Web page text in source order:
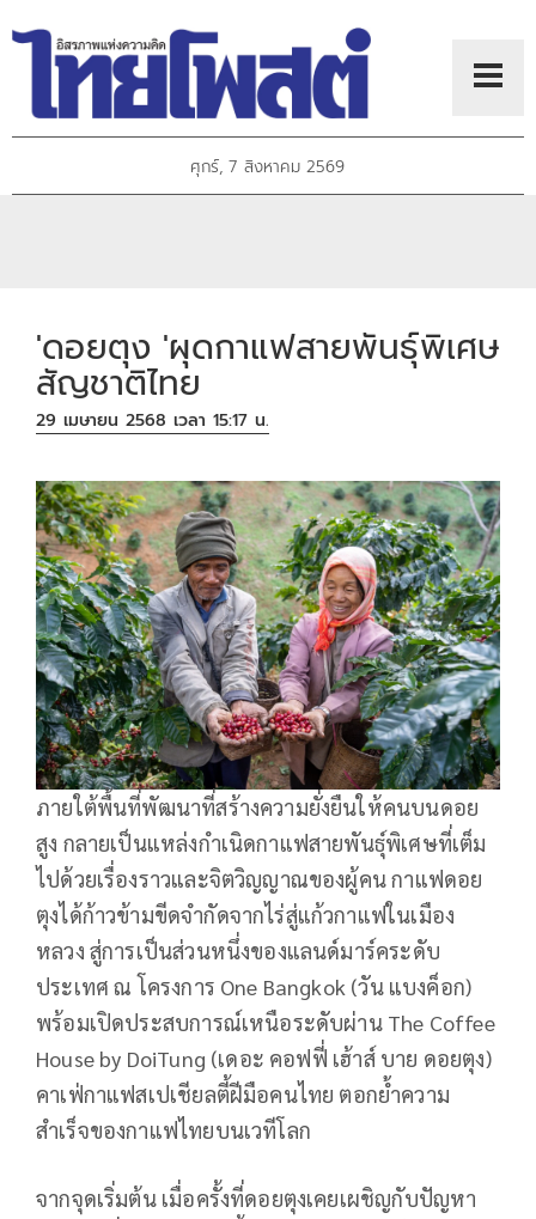
ศุกร์, 7 สิงหาคม 2569
'ดอยตุง 'ผุดกาแฟสายพันธุ์พิเศษ
สัญชาติไทย
29 เมษายน 2568 เวลา 15:17 น.
ภายใต้พื้นที่พัฒนาที่สร้างความยั่งยืนให้คนบนดอย
สูง กลายเป็นแหล่งกำเนิดกาแฟสายพันธุ์พิเศษที่เต็ม
ไปด้วยเรื่องราวและจิตวิญญาณของผู้คน กาแฟดอย
ตุงได้ก้าวข้ามขีดจำกัดจากไร่สู่แก้วกาแฟในเมือง
หลวง สู่การเป็นส่วนหนึ่งของแลนด์มาร์คระดับ
ประเทศ ณ โครงการ One Bangkok (วัน แบงค็อก)
พร้อมเปิดประสบการณ์เหนือระดับผ่าน The Coffee
House by DoiTung (เดอะ คอฟฟี่ เฮ้าส์ บาย ดอยตุง)
คาเฟ่กาแฟสเปเชียลตี้ฝีมือคนไทย ตอกย้ำความ
สำเร็จของกาแฟไทยบนเวทีโลก
จากจุดเริ่มต้น เมื่อครั้งที่ดอยตุงเคยเผชิญกับปัญหา